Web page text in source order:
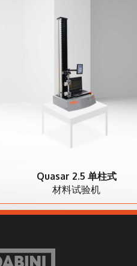
Quasar 2.5 单柱式
材料试验机